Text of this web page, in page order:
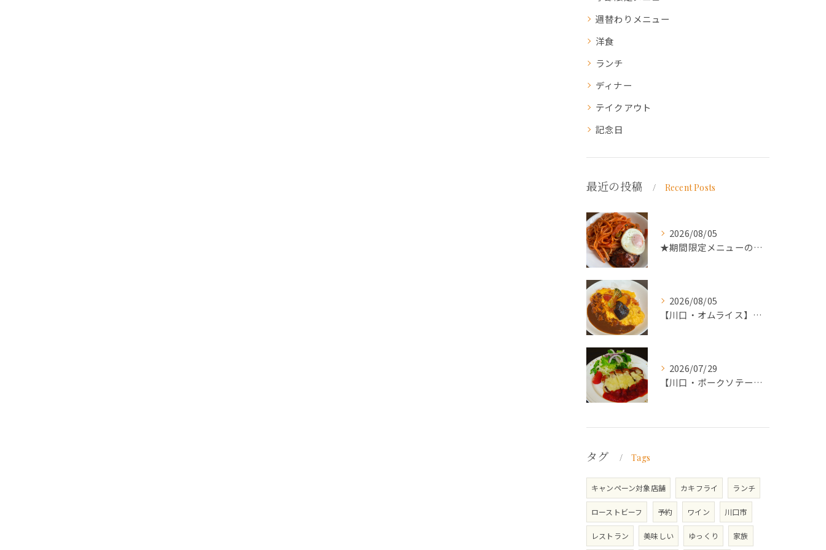
週替わりメニュー
洋食
ランチ
ディナー
テイクアウト
記念日
最近の投稿 Recent Posts
2026/08/05
★期間限定メニューのご案内★
2026/08/05
【川口・オムライス】ランチ・ディナーにおススメの週替わりメニ...
2026/07/29
【川口・ポークソテー】ランチ・ディナーにおススメの週替わりメ...
タグ Tags
キャンペーン対象店舗 カキフライ ランチ
ローストビーフ 予約 ワイン 川口市
レストラン 美味しい ゆっくり 家族